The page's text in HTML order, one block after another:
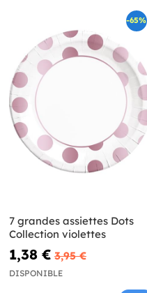
-65%
7 grandes assiettes Dots
Collection violettes
1,38 € 3,95 €
DISPONIBLE